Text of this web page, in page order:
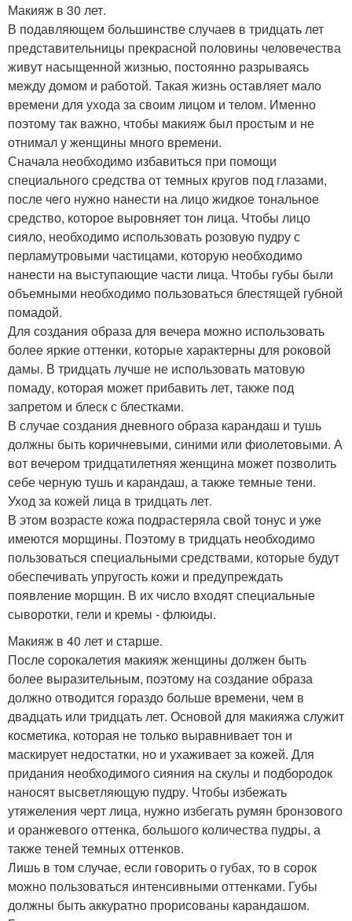
Макияж в 30 лет.
В подавляющем большинстве случаев в тридцать лет
представительницы прекрасной половины человечества
живут насыщенной жизнью, постоянно разрываясь
между домом и работой. Такая жизнь оставляет мало
времени для ухода за своим лицом и телом. Именно
поэтому так важно, чтобы макияж был простым и не
отнимал у женщины много времени.
Сначала необходимо избавиться при помощи
специального средства от темных кругов под глазами,
после чего нужно нанести на лицо жидкое тональное
средство, которое выровняет тон лица. Чтобы лицо
сияло, необходимо использовать розовую пудру с
перламутровыми частицами, которую необходимо
нанести на выступающие части лица. Чтобы губы были
объемными необходимо пользоваться блестящей губной
помадой.
Для создания образа для вечера можно использовать
более яркие оттенки, которые характерны для роковой
дамы. В тридцать лучше не использовать матовую
помаду, которая может прибавить лет, также под
запретом и блеск с блестками.
В случае создания дневного образа карандаш и тушь
должны быть коричневыми, синими или фиолетовыми. А
вот вечером тридцатилетняя женщина может позволить
себе черную тушь и карандаш, а также темные тени.
Уход за кожей лица в тридцать лет.
В этом возрасте кожа подрастеряла свой тонус и уже
имеются морщины. Поэтому в тридцать необходимо
пользоваться специальными средствами, которые будут
обеспечивать упругость кожи и предупреждать
появление морщин. В их число входят специальные
сыворотки, гели и кремы - флюиды.
Макияж в 40 лет и старше.
После сорокалетия макияж женщины должен быть
более выразительным, поэтому на создание образа
должно отводится гораздо больше времени, чем в
двадцать или тридцать лет. Основой для макияжа служит
косметика, которая не только выравнивает тон и
маскирует недостатки, но и ухаживает за кожей. Для
придания необходимого сияния на скулы и подбородок
наносят высветляющую пудру. Чтобы избежать
утяжеления черт лица, нужно избегать румян бронзового
и оранжевого оттенка, большого количества пудры, а
также теней темных оттенков.
Лишь в том случае, если говорить о губах, то в сорок
можно пользоваться интенсивными оттенками. Губы
должны быть аккуратно прорисованы карандашом.